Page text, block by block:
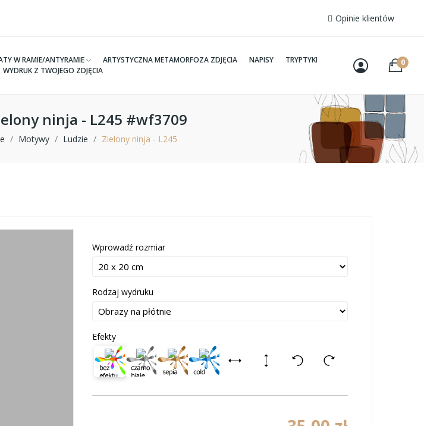
Opinie klientów
W RAMIE/ANTYRAMIE ARTYSTYCZNA METAMORFOZA ZDJĘCIA NAPISY
TRYPTYKI
WYDRUK Z TWOJEGO ZDJĘCIA
0
ninja - L245 #wf3709
Motywy Ludzie Zielony ninja - L245
Wprowadź rozmiar
Rodzaj wydruku
Efekty